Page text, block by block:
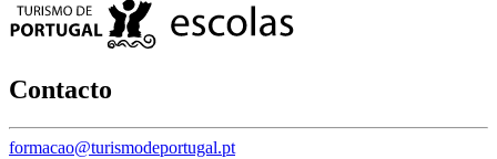
Contacto
formacao@turismodeportugal.pt